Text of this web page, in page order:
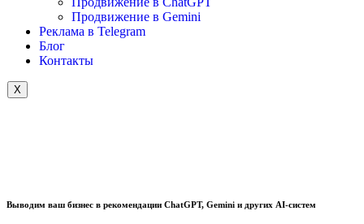
Продвижение в Gemini
Реклама в Telegram
Блог
Контакты
X
Выводим ваш бизнес в рекомендации ChatGPT, Gemini и других AI-систем